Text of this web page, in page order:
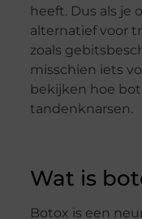
heeft. Dus als je
alternatief voor
zoals
misschien iets
bekijken hoe
tandenknarsen.
Wat is
Botox is een